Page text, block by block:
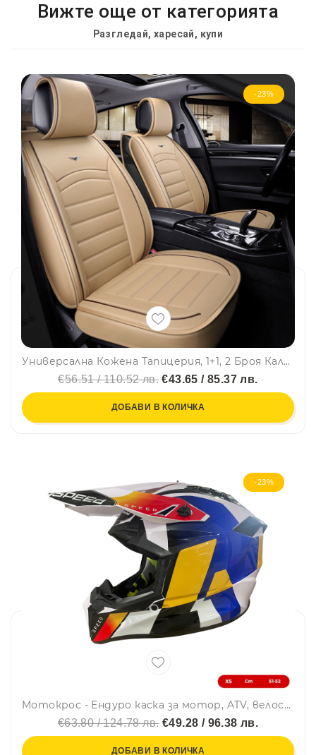
Вижте още от категорията
Разгледай, харесай, купи
-23%
Универсална Кожена Тапицерия, 1+1, 2 Броя Калъфи За Седалки В Бежово
€56.51 / 110.52 лв. €43.65 / 85.37 лв.
ДОБАВИ В КОЛИЧКА
-23%
Мотокрос - Ендуро каска за мотор, ATV, велосипед – размер XS (51–52 см) бяла с жълто/син дизайн
€63.80 / 124.78 лв.€49.28 / 96.38 лв.
ДОБАВИ В КОЛИЧКА